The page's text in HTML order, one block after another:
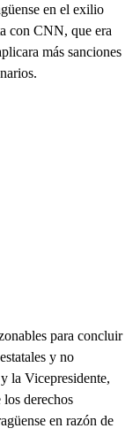
en el exilio
con CNN, que era
más sanciones
para concluir
y no
la Vicepresidente,
derechos
en razón de